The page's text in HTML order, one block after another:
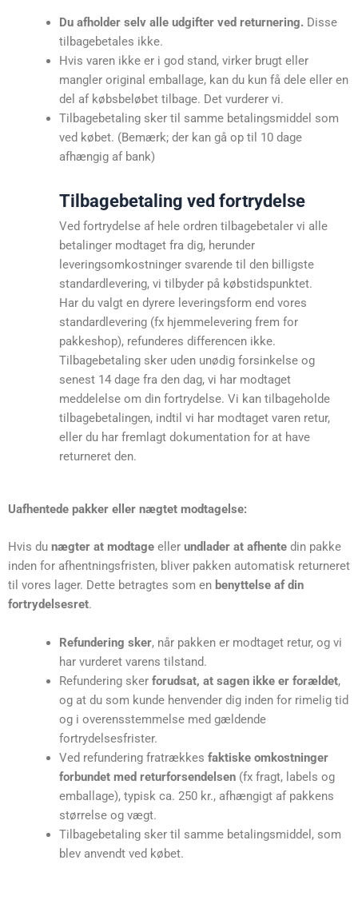
Du afholder selv alle udgifter ved returnering.Disse
tilbagebetales ikke.
Hvis varen ikke er i god stand, virker brugt eller
mangler original emballage, kan du kun få dele eller en
del af købsbeløbet tilbage. Det vurderer vi.
Tilbagebetaling sker til samme betalingsmiddel som
ved købet. (Bemærk; der kan gå op til 10 dage
afhængig af bank)
Tilbagebetaling ved fortrydelse
Ved fortrydelse af hele ordren tilbagebetaler vi alle
betalinger modtaget fra dig, herunder
leveringsomkostninger svarende til den billigste
standardlevering, vi tilbyder på købstidspunktet.
Har du valgt en dyrere leveringsform end vores
standardlevering (fx hjemmelevering frem for
pakkeshop), refunderes differencen ikke.
Tilbagebetaling sker uden unødig forsinkelse og
senest 14 dage fra den dag, vi har modtaget
meddelelse om din fortrydelse. Vi kan tilbageholde
tilbagebetalingen, indtil vi har modtaget varen retur,
eller du har fremlagt dokumentation for at have
returneret den.
Uafhentede pakker eller nægtet modtagelse:
Hvis du nægter at modtage eller undlader at afhente din pakke
inden for afhentningsfristen, bliver pakken automatisk returneret
til vores lager. Dette betragtes som en benyttelse af din
fortrydelsesret.
Refundering sker, når pakken er modtaget retur, og vi
har vurderet varens tilstand.
Refundering sker forudsat, at sagen ikke er forældet,
og at du som kunde henvender dig inden for rimelig tid
og i overensstemmelse med gældende
fortrydelsesfrister.
Ved refundering fratrækkes faktiske omkostninger
forbundet med returforsendelsen(fx fragt, labels og
emballage), typisk ca. 250 kr., afhængigt af pakkens
størrelse og vægt.
Tilbagebetaling sker til samme betalingsmiddel, som
blev anvendt ved købet.